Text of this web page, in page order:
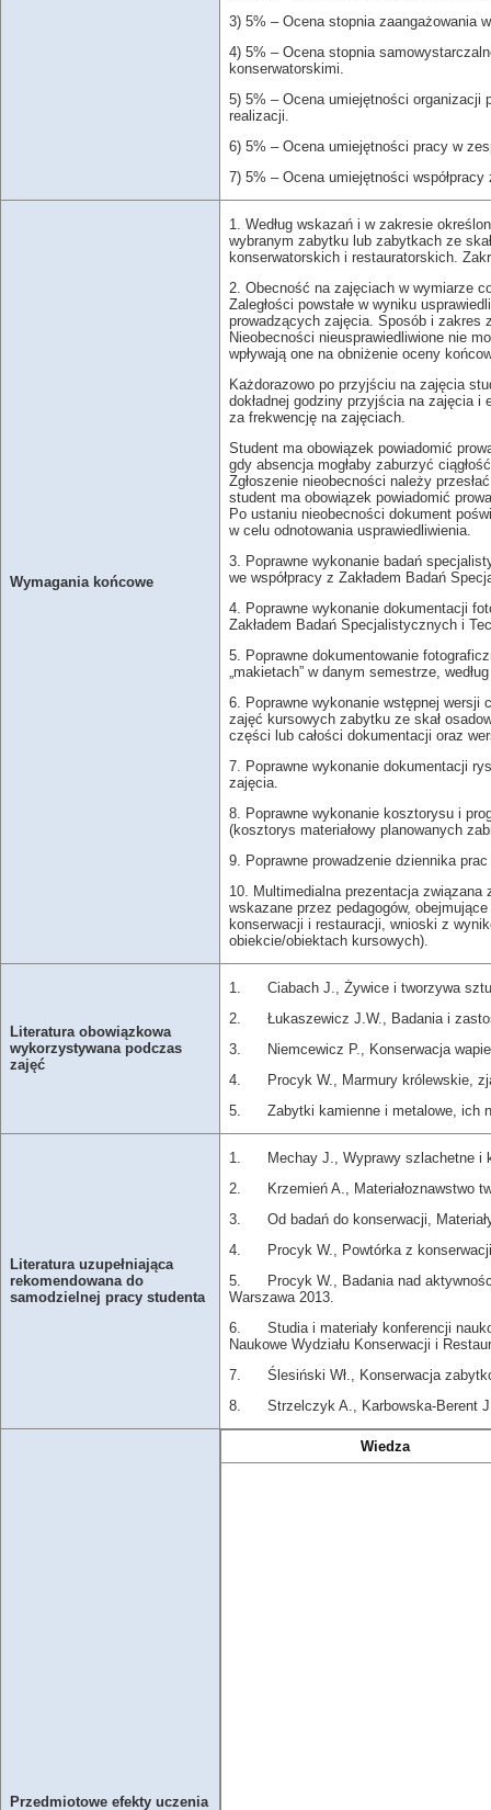
3) 5% – Ocena stopnia zaangażowania
4) 5% – Ocena stopnia
konserwatorskimi.
5) 5% – Ocena umiejętności organizacji
realizacji.
6) 5% – Ocena umiejętności pracy w
7) 5% – Ocena umiejętności
Wymagania końcowe
1. Według wskazań i w zakresie
wybranym zabytku lub zabytkach ze
konserwatorskich i restauratorskich.
2. Obecność na zajęciach w wymiarze
Zaległości powstałe w wyniku
prowadzących zajęcia. Sposób i zakres
Nieobecności nieusprawiedliwione nie
wpływają one na obniżenie oceny
Każdorazowo po przyjściu na zajęcia
dokładnej godziny przyjścia na zajęcia
za frekwencję na zajęciach.
Student ma obowiązek powiadomić
gdy absencja mogłaby zaburzyć
Zgłoszenie nieobecności należy
student ma obowiązek powiadomić
Po ustaniu nieobecności dokument
w celu odnotowania usprawiedliwienia.
3. Poprawne wykonanie badań
we współpracy z Zakładem Badań
4. Poprawne wykonanie dokumentacji
Zakładem Badań Specjalistycznych i
5. Poprawne dokumentowanie
„makietach” w danym semestrze,
6. Poprawne wykonanie wstępnej wersji
zajęć kursowych zabytku ze skał
części lub całości dokumentacji oraz
7. Poprawne wykonanie dokumentacji
zajęcia.
8. Poprawne wykonanie kosztorysu i
(kosztorys materiałowy planowanych
9. Poprawne prowadzenie dziennika
10. Multimedialna prezentacja
wskazane przez pedagogów,
konserwacji i restauracji, wnioski z
obiekcie/obiektach kursowych).
Literatura obowiązkowa
wykorzystywana podczas
zajęć
1. Ciabach J., Żywice i tworzywa
2. Łukaszewicz J.W., Badania i
3. Niemcewicz P., Konserwacja
4. Procyk W., Marmury
5. Zabytki kamienne i metalowe, ich
Literatura uzupełniająca
rekomendowana do
samodzielnej pracy studenta
1. Mechay J., Wyprawy szlachetne i
2. Krzemień A., Materiałoznawstwo
3. Od badań do konserwacji, Materiały
4. Procyk W., Powtórka z konserwacji.
5. Procyk W., Badania nad
Warszawa 2013.
6. Studia i materiały konferencji
Naukowe Wydziału Konserwacji i
7. Ślesiński Wł., Konserwacja
8. Strzelczyk A., Karbowska-Berent J.,
Przedmiotowe efekty uczenia
Wiedza